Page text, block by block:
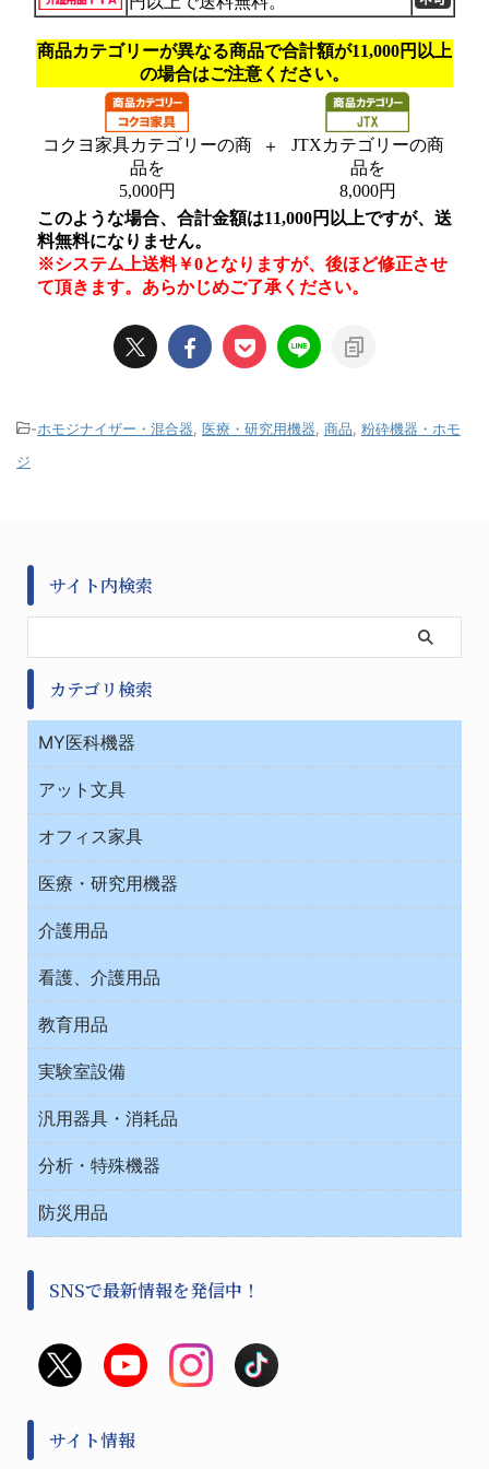
-ホモジナイザー・混合器 医療・研究用機器 商品 粉砕機器・ホモ
ジ
サイト内検索
カテゴリ検索
MY医科機器
診察・診断
与薬・調剤薬局
アット文具
ＯＡ・パソコン用品
オフィス家具
オフィス作業用品
医療・研究用機器
ウエアー
チューブコネクタ素材
テープ・ラベル・紙製
デシケーター類
ベット周辺
ベンチ無菌ドラフト
院内感染防止、空気清浄器類
運搬
温度・湿度管理機器
加圧・減圧・油ポンプ
撹拌機 ２
救急
金属、ホーロー容器・バット類
金属・樹脂実験必需１
健康機器・用品
介護用品
介護・リハビリ
看護、介護用品
院内感染防止、空気清浄器類
救急
健康機器・用品
事務・受付
処置・手術
中材・滅菌・洗浄
教育用品
ノート・紙製品
実験室設備
コンテナー保温容器
工具類
事務用品・ＯＡデスク
清掃用品
汎用器具・消耗品
テープ・ラベル・紙製
金属・樹脂実験必需２
樹脂容器各種
分析・特殊機器
検査用品
分離・分析ロシ
防災用品
初期活動・対策本部
非常用食料品
風水害対策用品
防犯用品・その他
SNSで最新情報を発信中！
サイト情報